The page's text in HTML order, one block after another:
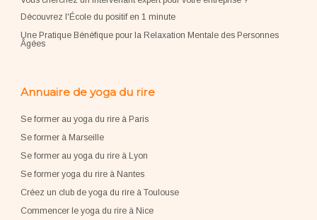
Découvrez l'École du positif en 1 minute
Une Pratique Bénéfique pour la Relaxation Mentale des Personnes
Âgées
Annuaire de yoga du rire
Se former au yoga du rire à Paris
Se former à Marseille
Se former au yoga du rire à Lyon
Se former yoga du rire à Nantes
Créez un club de yoga du rire à Toulouse
Commencer le yoga du rire à Nice